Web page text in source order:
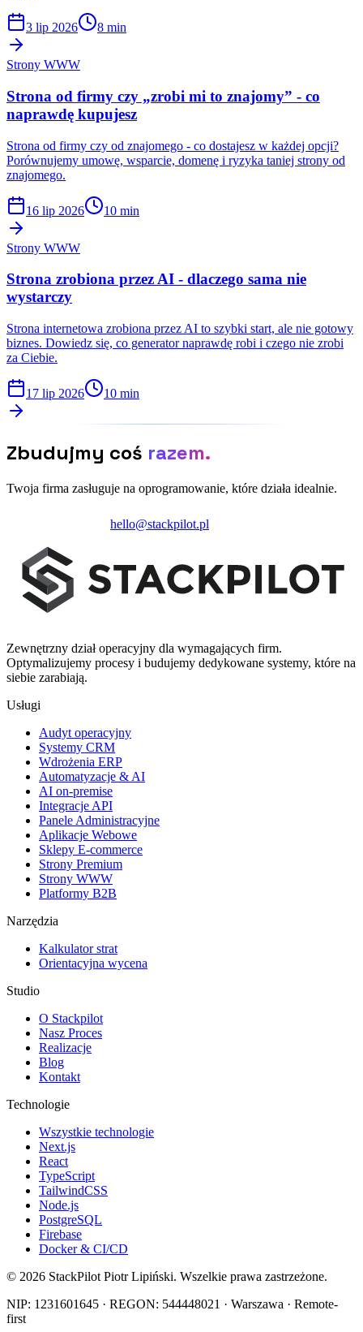
3 lip 2026 8 min
Strony WWW
Strona od firmy czy „zrobi mi to znajomy” - co
naprawdę kupujesz
Strona od firmy czy od znajomego - co dostajesz w każdej opcji?
Porównujemy umowę, wsparcie, domenę i ryzyka taniej strony od
znajomego.
16 lip 2026 10 min
Strony WWW
Strona zrobiona przez AI - dlaczego sama nie
wystarczy
Strona internetowa zrobiona przez AI to szybki start, ale nie gotowy
biznes. Dowiedz się, co generator naprawdę robi i czego nie zrobi
za Ciebie.
17 lip 2026 10 min
Zbudujmy coś razem.
Twoja firma zasługuje na oprogramowanie, które działa idealnie.
hello@stackpilot.pl
Zewnętrzny dział operacyjny dla wymagających firm.
Optymalizujemy procesy i budujemy dedykowane systemy, które na
siebie zarabiają.
Usługi
Audyt operacyjny
Systemy CRM
Wdrożenia ERP
Automatyzacje & AI
AI on-premise
Integracje API
Panele Administracyjne
Aplikacje Webowe
Sklepy E-commerce
Strony Premium
Strony WWW
Platformy B2B
Narzędzia
Kalkulator strat
Orientacyjna wycena
Studio
O Stackpilot
Nasz Proces
Realizacje
Blog
Kontakt
Technologie
Wszystkie technologie
Next.js
React
TypeScript
TailwindCSS
Node.js
PostgreSQL
Firebase
Docker & CI/CD
© 2026 StackPilot Piotr Lipiński. Wszelkie prawa zastrzeżone.
NIP: 1231601645 · REGON: 544448021 · Warszawa · Remote-
first